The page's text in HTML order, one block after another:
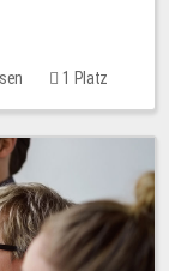
1 Platz